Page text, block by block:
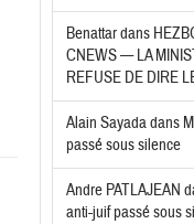
Benattardans
CNEWS — LA
REFUSE DE DIRE
Alain Sayadadans
passé sous silence
Andre PATLAJEAN
anti-juif passé sous